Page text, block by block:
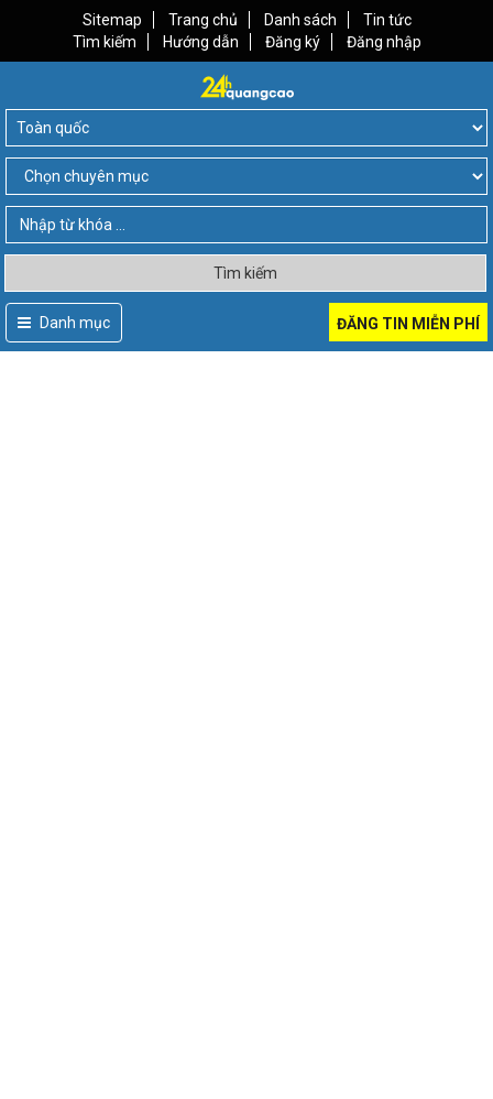
Sitemap Trang chủ Danh sách
Tin tức
Tìm kiếm
Hướng dẫn Đăng ký Đăng nhập
Tìm kiếm
Danh mục ĐĂNG TIN MIỄN PHÍ